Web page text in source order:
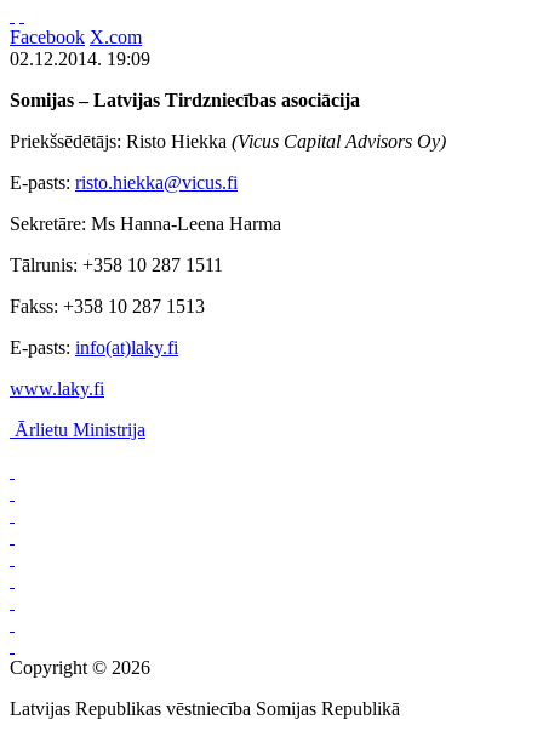
Facebook X.com
02.12.2014. 19:09
Somijas – Latvijas Tirdzniecības asociācija
Priekšsēdētājs: Risto Hiekka (Vicus Capital Advisors Oy)
E-pasts: risto.hiekka@vicus.fi
Sekretāre: Ms Hanna-Leena Harma
Tālrunis: +358 10 287 1511
Fakss: +358 10 287 1513
E-pasts: info(at)laky.fi
www.laky.fi
Ārlietu Ministrija
Copyright © 2026
Latvijas Republikas vēstniecība Somijas Republikā